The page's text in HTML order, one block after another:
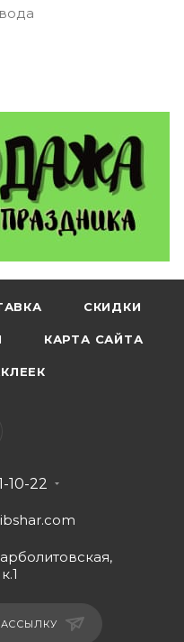
СКИДКИ
КАРТА САЙТА
10-22